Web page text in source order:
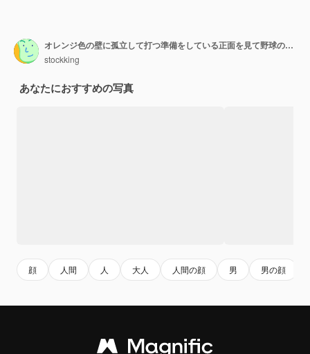
オレンジ色の壁に孤立して打つ準備をしている正面を見て野球のバットを保持している眼鏡をかけている赤いマントの怒っている大人のスーパーヒーローの男
stockking
あなたにおすすめの写真
顔 人間 人 大人 人間の顔 男 男の顔